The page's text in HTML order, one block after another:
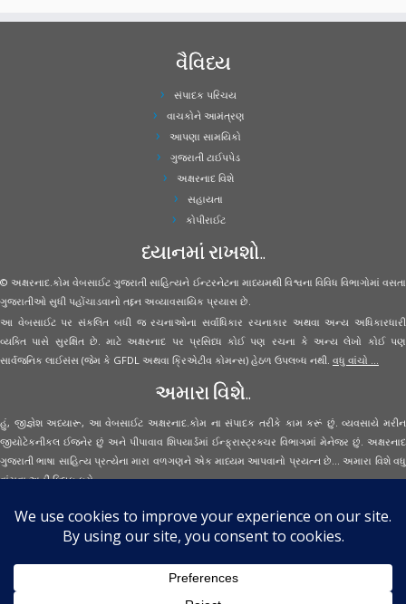
વૈવિધ્ય
સંપાદક પરિચય
વાચકોને આમંત્રણ
આપણા સામયિકો
ગુજરાતી ટાઈપપેડ
અક્ષરનાદ વિશે
સહાયતા
કોપીરાઈટ
ધ્યાનમાં રાખશો..
© અક્ષરનાદ.કોમ વેબસાઈટ ગુજરાતી સાહિત્યને ઈન્ટરનેટના માધ્યમથી વિશ્વના વિવિધ વિભાગોમાં વસતા
ગુજરાતીઓ સુધી પહોંચાડવાનો તદ્દન અવ્યાવસાયિક પ્રયાસ છે.
આ વેબસાઈટ પર સંકલિત બધી જ રચનાઓના સર્વાધિકાર રચનાકાર અથવા અન્ય અધિકારધારી
વ્યક્તિ પાસે સુરક્ષિત છે. માટે અક્ષરનાદ પર પ્રસિધ્ધ કોઈ પણ રચના કે અન્ય લેખો કોઈ પણ
સાર્વજનિક લાઈસંસ (જેમ કે GFDL અથવા ક્રિએટીવ કોમન્સ) હેઠળ ઉપલબ્ધ નથી. વધુ વાંચો ...
અમારા વિશે..
હું, જીજ્ઞેશ અધ્યારૂ, આ વેબસાઈટ અક્ષરનાદ.કોમ ના સંપાદક તરીકે કામ કરૂં છું. વ્યવસાયે મરીન
જીયોટેકનીકલ ઈજનેર છું અને પીપાવાવ શિપયાર્ડમાં ઈન્ફ્રાસ્ટ્રક્ચર વિભાગમાં મેનેજર છું. અક્ષરનાદ
ગુજરાતી ભાષા સાહિત્ય પ્રત્યેના મારા વળગણને એક માધ્યમ આપવાનો પ્રયત્ન છે... અમારા વિશે વધુ
વાંચવાઅહીં ક્લિક કરો...
Secured Site Assurance
Aksharnaad.com By Jignesh Adhyaru ·